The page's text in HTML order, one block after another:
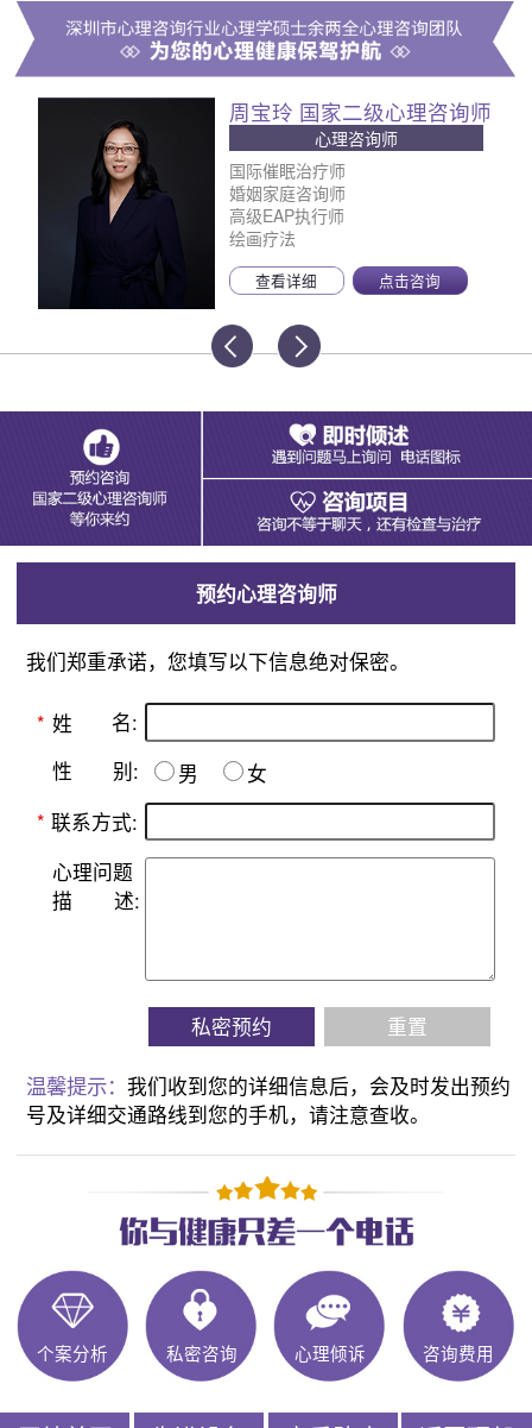
周宝玲 国家二级心理咨询师
心理咨询师
国际催眠治疗师
婚姻家庭咨询师
高级EAP执行师
绘画疗法
查看详细 点击咨询
预约心理咨询师
我们郑重承诺，您填写以下信息绝对保密。
* 姓 名:
性 别: 男
女
* 联系方式:
心理问题
描
述:
私密预约 重置
温馨提示：我们收到您的详细信息后，会及时发出预约
号及详细交通路线到您的手机，请注意查收。
个案分析 私密咨询 心理倾诉 咨询费用